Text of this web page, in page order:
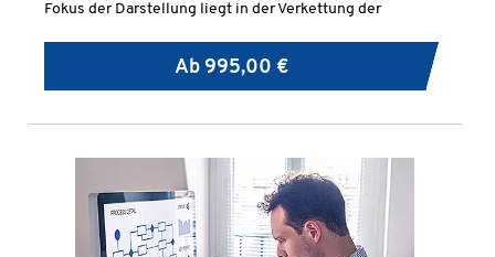
Fokus der Darstellung liegt in der Verkettung der
Ab 995,00 €